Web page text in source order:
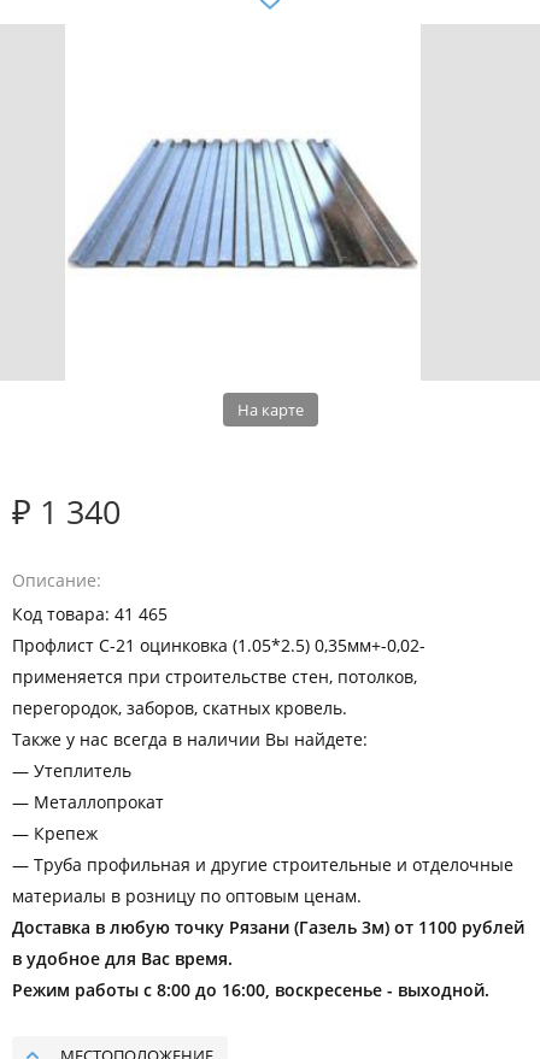
На карте
₽ 1 340
Описание
Код товара: 41 465
Профлист С-21 оцинковка (1.05*2.5) 0,35мм+-0,02-
применяется при строительстве стен, потолков,
перегородок, заборов, скатных кровель.
Также у нас всегда в наличии Вы найдете:
— Утеплитель
— Металлопрокат
— Крепеж
— Труба профильная и другие строительные и отделочные
материалы в розницу по оптовым ценам.
Доставка в любую точку Рязани (Газель 3м) от 1100 рублей
в удобное для Вас время.
Режим работы с 8:00 до 16:00, воскресенье - выходной.